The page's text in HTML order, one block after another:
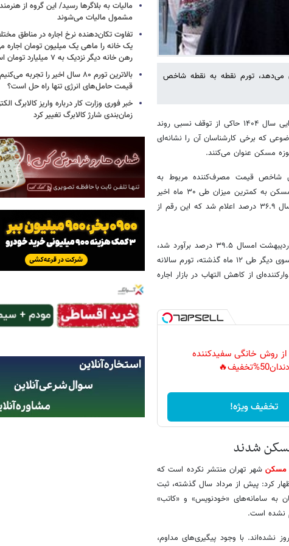
مصرف‌کننده مربوط به اردیبهشت ماه ۱۴۰۴، نشان می‌دهد، تورم نقطه به نقطه شاخص
به گزارش خبرآنلاین،بررسی‌های آماری از تحولات بازار مسکن در ماه‌های ابتدایی سال ۱۴۰۴ حاکی از توقف نسبی روند
که برخی کارشناسان آن را نشانه‌ای
مسکن عنوان می‌کنند.
شاخص قیمت مصرف‌کننده مربوط به
اردیبهشت ماه ۱۴۰۴، نشان می‌دهد، تورم نقطه به نقطه شاخص اجاره‌بهای مسکن به کمترین میزان طی ۳۰ ماه اخیر
رسیده است، زیرا نرخ تورم نقطه به نقطه شاخص اجاره‌بها در اردیبهشت امسال ۳۶.۹ درصد اعلام شد که این رقم از
همچنین بر اساس گزارش مرکز آمار، نرخ تورم سالانه اجاره مسکن نیز در اردیبهشت امسال ۳۹.۵ درصد برآورد شد،
که کمترین میزان رشد سالانه اجاره‌بها طی ۳۰ ماه اخیر محسوب می‌شود. از سوی دیگر طی ۱۲ ماه گذشته، تورم سالانه
آن، نشانه امیدوارکننده‌ای از کاهش التهاب در بازار اجاره
از روش خانگی سفیدکننده
دندان50%تخفیف🔥
تخفیف ویژه!
شدند
مسکن شهر تهران منتشر نکرده است که
کرد: پیش از مرداد سال گذشته، ثبت
به سامانه‌های «خودنویس» و «کاتب»
نشده است.
نشده‌اند. با وجود پیگیری‌های مداوم،
مالیات به بلاگرها رسید/ این گروه از
مشمول مالیات می‌شوند
تفاوت تکان‌دهنده نرخ اجاره در مناطق
یک خانه را ماهی یک میلیون تومان اجاره
رهن خانه دیگر نزدیک به ۷ میلیارد تومان است
بالاترین تورم ۸۰ سال اخیر را تجربه
قیمت حامل‌های انرژی تنها راه حل است؟
خبر فوری وزارت کار درباره واریز کالابرگ
زمان‌بندی شارژ کالابرگ تغییر کرد